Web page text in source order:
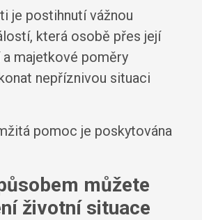
je postihnutí vážnou
která osobě přes její
majetkové poměry
nepříznivou situaci
pomoc je poskytována
můžete
životní situace